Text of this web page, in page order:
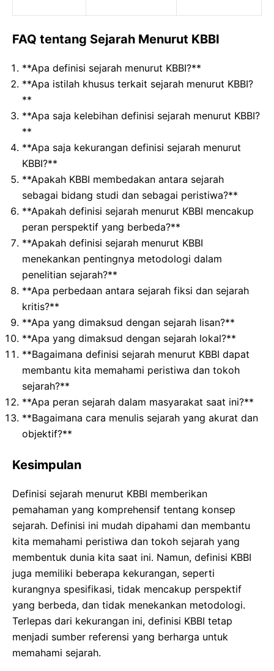
FAQ tentang Sejarah Menurut KBBI
**Apa definisi sejarah menurut KBBI?**
**Apa istilah khusus terkait sejarah menurut KBBI?
**
**Apa saja kelebihan definisi sejarah menurut KBBI?
**
**Apa saja kekurangan definisi sejarah menurut
KBBI?**
**Apakah KBBI membedakan antara sejarah
sebagai bidang studi dan sebagai peristiwa?**
**Apakah definisi sejarah menurut KBBI mencakup
peran perspektif yang berbeda?**
**Apakah definisi sejarah menurut KBBI
menekankan pentingnya metodologi dalam
penelitian sejarah?**
**Apa perbedaan antara sejarah fiksi dan sejarah
kritis?**
**Apa yang dimaksud dengan sejarah lisan?**
**Apa yang dimaksud dengan sejarah lokal?**
**Bagaimana definisi sejarah menurut KBBI dapat
membantu kita memahami peristiwa dan tokoh
sejarah?**
**Apa peran sejarah dalam masyarakat saat ini?**
**Bagaimana cara menulis sejarah yang akurat dan
objektif?**
Kesimpulan
Definisi sejarah menurut KBBI memberikan
pemahaman yang komprehensif tentang konsep
sejarah. Definisi ini mudah dipahami dan membantu
kita memahami peristiwa dan tokoh sejarah yang
membentuk dunia kita saat ini. Namun, definisi KBBI
juga memiliki beberapa kekurangan, seperti
kurangnya spesifikasi, tidak mencakup perspektif
yang berbeda, dan tidak menekankan metodologi.
Terlepas dari kekurangan ini, definisi KBBI tetap
menjadi sumber referensi yang berharga untuk
memahami sejarah.